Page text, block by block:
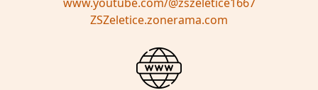
ZSZeletice.zonerama.com